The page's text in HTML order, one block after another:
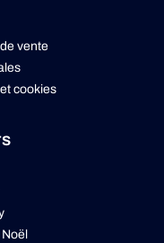
vente
cookies